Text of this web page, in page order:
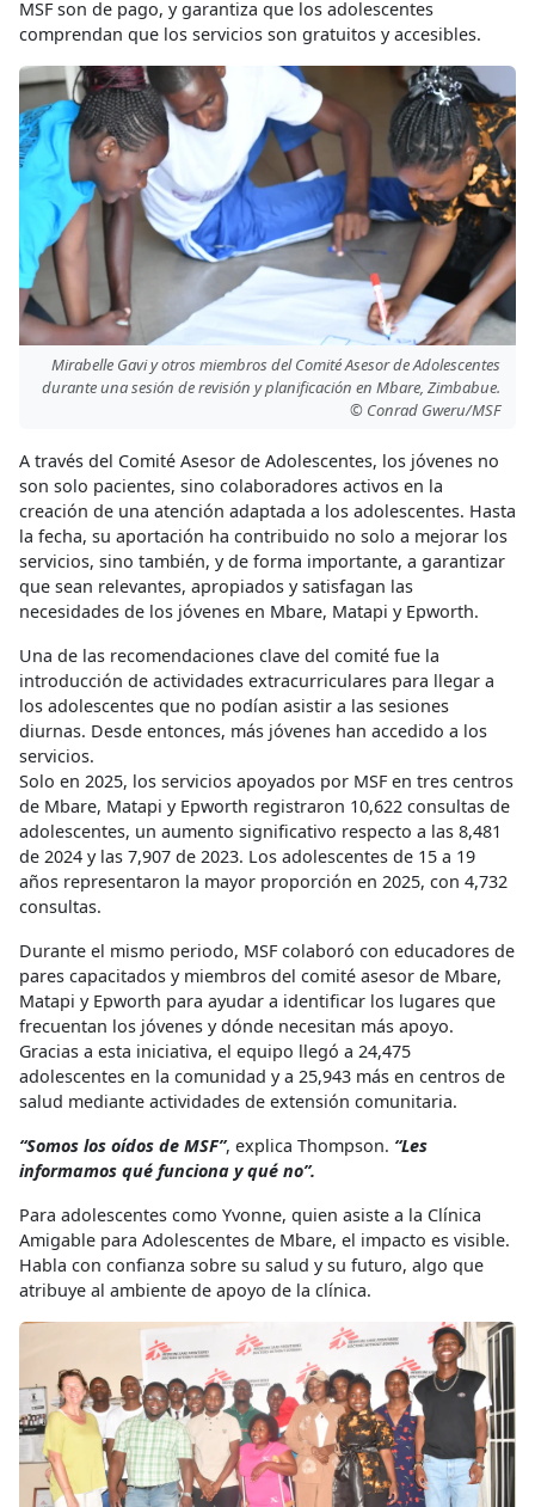
MSF son de pago, y garantiza que los adolescentes
comprendan que los servicios son gratuitos y accesibles.
Mirabelle Gavi y otros miembros del Comité Asesor de Adolescentes
durante una sesión de revisión y planificación en Mbare, Zimbabue.
© Conrad Gweru/MSF
A través del Comité Asesor de Adolescentes, los jóvenes no
son solo pacientes, sino colaboradores activos en la
creación de una atención adaptada a los adolescentes. Hasta
la fecha, su aportación ha contribuido no solo a mejorar los
servicios, sino también, y de forma importante, a garantizar
que sean relevantes, apropiados y satisfagan las
necesidades de los jóvenes en Mbare, Matapi y Epworth.
Una de las recomendaciones clave del comité fue la
introducción de actividades extracurriculares para llegar a
los adolescentes que no podían asistir a las sesiones
diurnas. Desde entonces, más jóvenes han accedido a los
servicios.
Solo en 2025, los servicios apoyados por MSF en tres centros
de Mbare, Matapi y Epworth registraron 10,622 consultas de
adolescentes, un aumento significativo respecto a las 8,481
de 2024 y las 7,907 de 2023. Los adolescentes de 15 a 19
años representaron la mayor proporción en 2025, con 4,732
consultas.
Durante el mismo periodo, MSF colaboró ​​con educadores de
pares capacitados y miembros del comité asesor de Mbare,
Matapi y Epworth para ayudar a identificar los lugares que
frecuentan los jóvenes y dónde necesitan más apoyo.
Gracias a esta iniciativa, el equipo llegó a 24,475
adolescentes en la comunidad y a 25,943 más en centros de
salud mediante actividades de extensión comunitaria.
“Somos los oídos de MSF”, explica Thompson. “Les
informamos qué funciona y qué no”.
Para adolescentes como Yvonne, quien asiste a la Clínica
Amigable para Adolescentes de Mbare, el impacto es visible.
Habla con confianza sobre su salud y su futuro, algo que
atribuye al ambiente de apoyo de la clínica.